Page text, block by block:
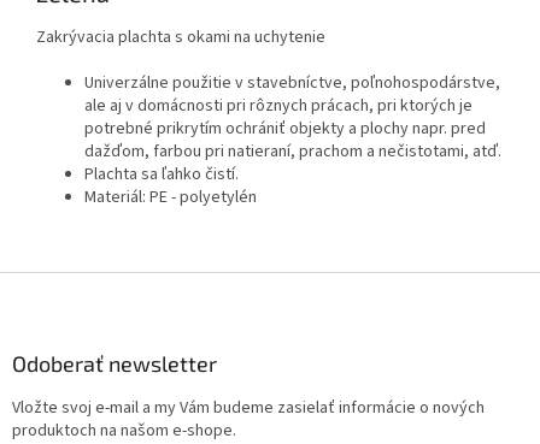
Zakrývacia plachta s okami na uchytenie
Univerzálne použitie v stavebníctve, poľnohospodárstve,
ale aj v domácnosti pri rôznych prácach, pri ktorých je
potrebné prikrytím ochrániť objekty a plochy napr. pred
dažďom, farbou pri natieraní, prachom a nečistotami, atď.
Plachta sa ľahko čistí.
Materiál: PE - polyetylén
Odoberať newsletter
Vložte svoj e-mail a my Vám budeme zasielať informácie o nových
produktoch na našom e-shope.